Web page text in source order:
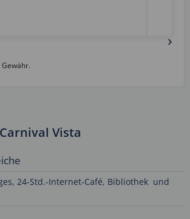
Vista
24-Std.-Internet-Café, Bibliothek und